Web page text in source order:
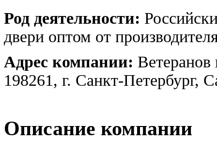
Род деятельности:
двери оптом от
Адрес компании: Ветеранов
198261, г. Санкт-Петербург,
Описание компании